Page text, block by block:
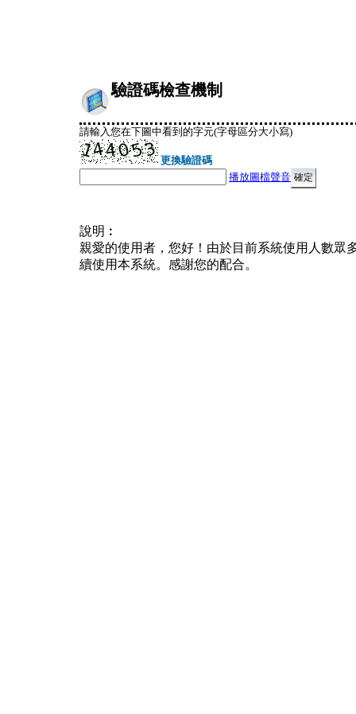
驗證碼檢查機制
請輸入您在下圖中看到的字元(字母區分大小寫)
更換驗證碼
播放圖檔聲音
說明︰
親愛的使用者，您好！由於目前系統使用人數眾
續使用本系統。感謝您的配合。